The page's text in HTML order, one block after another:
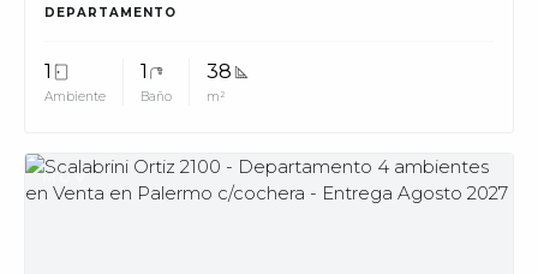
DEPARTAMENTO
1
Ambiente
1
Baño
38
m²
MUV